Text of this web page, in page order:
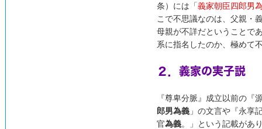
条）には「義家朝臣四郎男
こで不思議なのは、父親・
母親が不詳だということで
系に指名したのか、極めて
２．義家の実子説
『尊卑分脈』成立以前の
郎男為義 」の文言や『永享
官為義。」という記載があ